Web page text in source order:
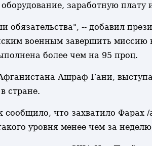
заработную
-- добавил
военным завершить миссию
более чем на 95 проц.
Ашраф Гани,
стране.
что захватило
уровня менее чем за